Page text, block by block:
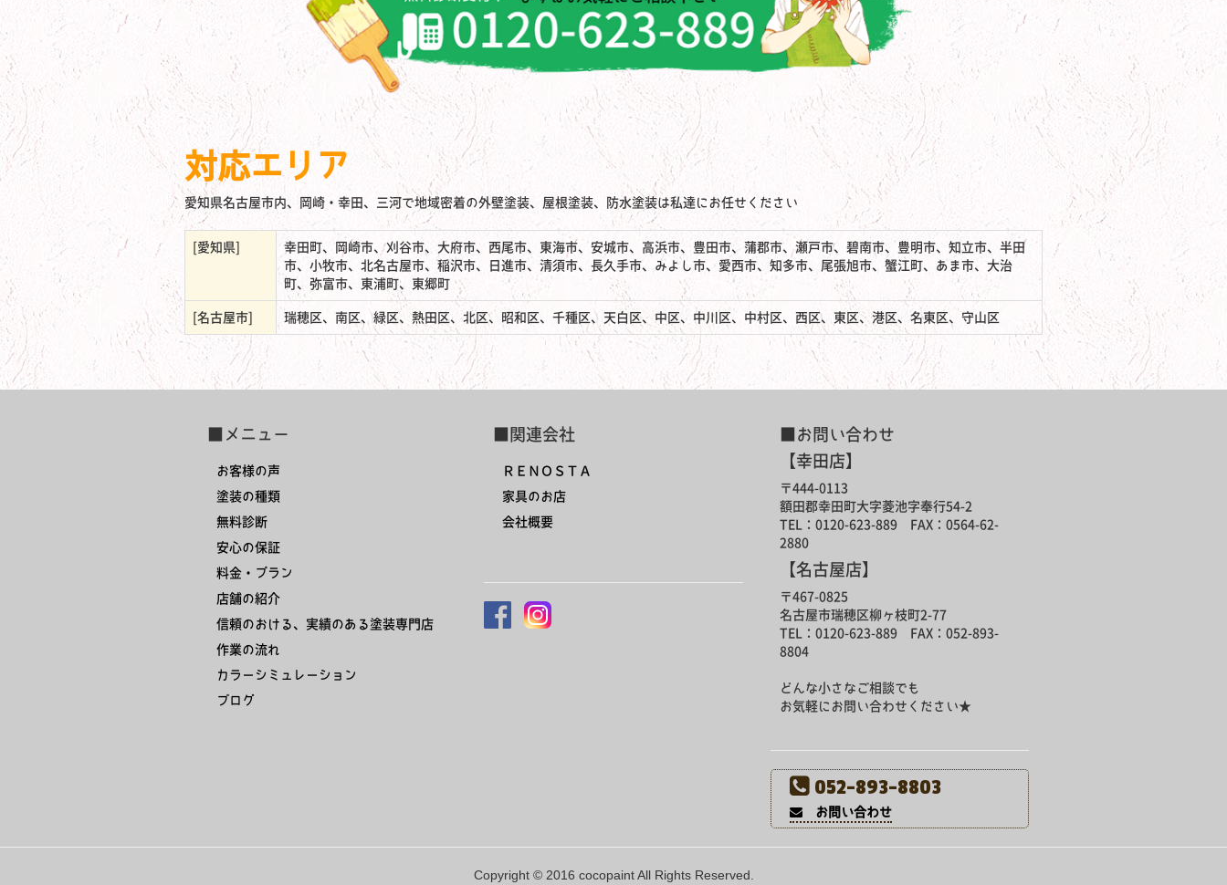
対応エリア
愛知県名古屋市内、岡崎・幸田、三河で地域密着の外壁塗装、屋根塗装、防水塗装は私達にお任せください
[愛知県]
幸田町、岡崎市、刈谷市、大府市、西尾市、東海市、安城市、高浜市、豊田市、蒲郡市、瀬戸市、碧南市、豊明市、知立市、半田
市、小牧市、北名古屋市、稲沢市、日進市、清須市、長久手市、みよし市、愛西市、知多市、尾張旭市、蟹江町、あま市、大治
町、弥富市、東浦町、東郷町
[名古屋市] 瑞穂区、南区、緑区、熱田区、北区、昭和区、千種区、天白区、中区、中川区、中村区、西区、東区、港区、名東区、守山区
■メニュー
お客様の声
塗装の種類
無料診断
安心の保証
料金・プラン
店舗の紹介
信頼のおける、実績のある塗装専門店
作業の流れ
カラーシミュレーション
ブログ
■関連会社
ＲＥＮＯＳＴＡ
家具のお店
会社概要
■お問い合わせ
【幸田店】
〒444-0113
額田郡幸田町大字菱池字奉行54-2
TEL：0120-623-889 FAX：0564-62-
2880
【名古屋店】
〒467-0825
名古屋市瑞穂区柳ヶ枝町2-77
TEL：0120-623-889 FAX：052-893-
8804
どんな小さなご相談でも
お気軽にお問い合わせください★
052-893-8803
お問い合わせ
Copyright © 2016 cocopaint All Rights Reserved.